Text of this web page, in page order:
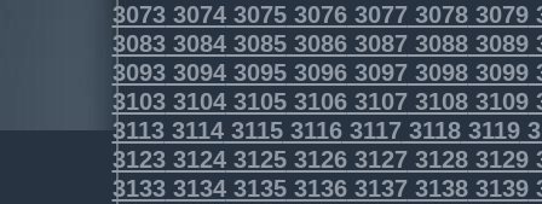
3073307430753076307730783079
3083308430853086308730883089
3093309430953096309730983099
3103310431053106310731083109
3113311431153116311731183119
3123312431253126312731283129
3133313431353136313731383139